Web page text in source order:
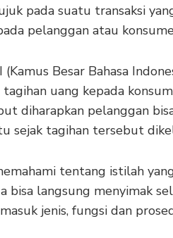
pada suatu transaksi
pelanggan atau
(Kamus Besar Bahasa
uang kepada
diharapkan pelanggan
sejak tagihan tersebut
tentang istilah
bisa langsung menyimak
jenis, fungsi dan